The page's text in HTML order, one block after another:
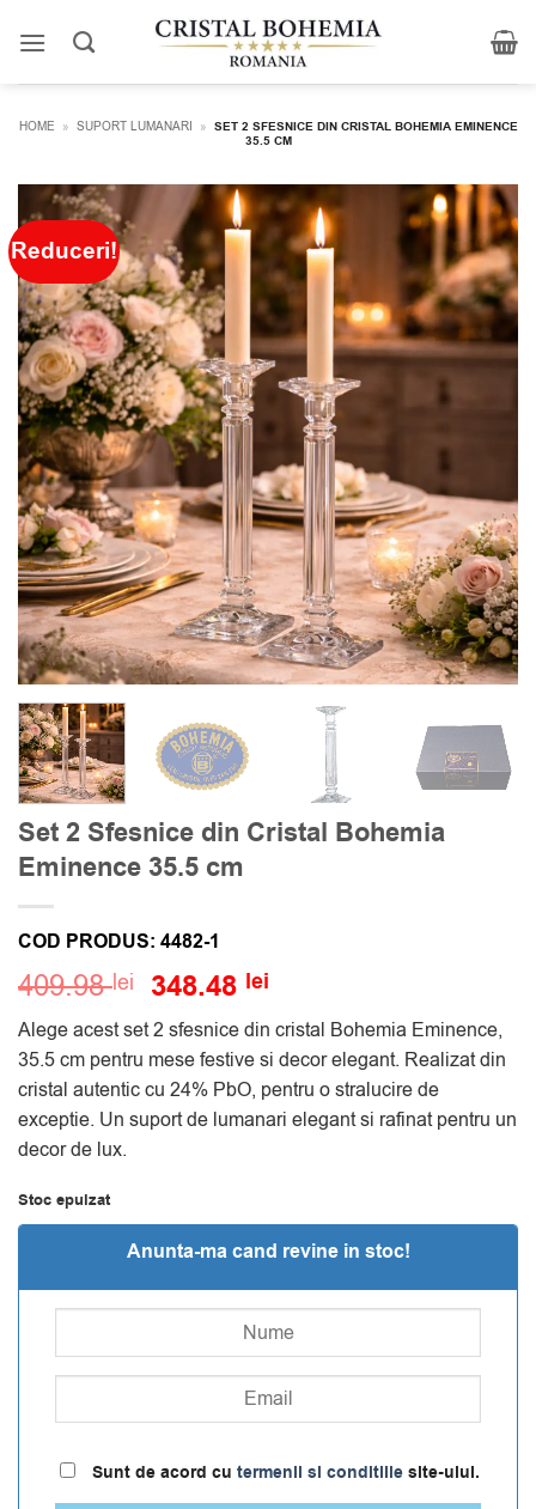
HOME » SUPORT LUMANARI » SET 2 SFESNICE DIN CRISTAL BOHEMIA EMINENCE
35.5 CM
Reduceri!
Set 2 Sfesnice din Cristal Bohemia
Eminence 35.5 cm
COD PRODUS: 4482-1
409.98lei Prețul
inițial
a
fost:
409.98 lei.
348.48 lei
curent
este:
348.48 lei.
Alege acest set 2 sfesnice din cristal Bohemia Eminence,
35.5 cm pentru mese festive si decor elegant. Realizat din
cristal autentic cu 24% PbO, pentru o stralucire de
exceptie. Un suport de lumanari elegant si rafinat pentru un
decor de lux.
Stoc epuizat
Anunta-ma cand revine in stoc!
Sunt de acord cu termenii si conditiilesite-ului.